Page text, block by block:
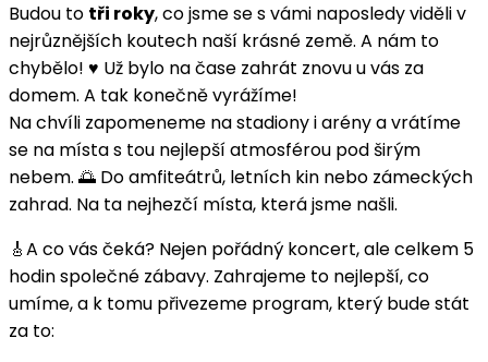
Budou to tři roky, co jsme se s vámi naposledy viděli v
nejrůznějších koutech naší krásné země. A nám to
chybělo! ♥️ Už bylo na čase zahrát znovu u vás za
domem. A tak konečně vyrážíme!
Na chvíli zapomeneme na stadiony i arény a vrátíme
se na místa s tou nejlepší atmosférou pod širým
nebem. 🌅 Do amfiteátrů, letních kin nebo zámeckých
zahrad. Na ta nejhezčí místa, která jsme našli.
🎸A co vás čeká? Nejen pořádný koncert, ale celkem 5
hodin společné zábavy. Zahrajeme to nejlepší, co
umíme, a k tomu přivezeme program, který bude stát
za to: